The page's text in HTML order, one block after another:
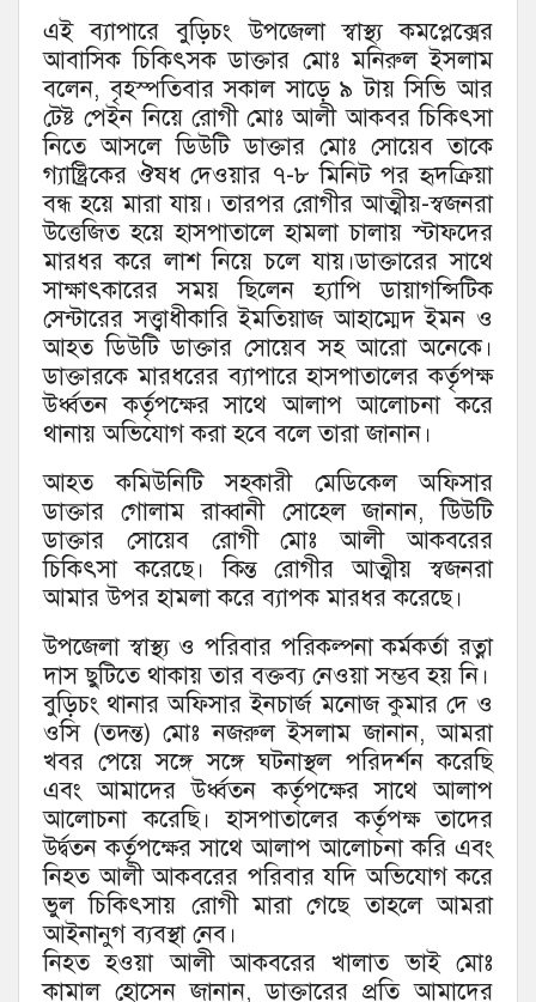
এই ব্যাপারে বুড়িচং উপজেলা স্বাস্থ্য কমপ্লেক্সের
আবাসিক চিকিৎসক ডাক্তার মোঃ মনিরুল ইসলাম
বলেন, বৃহস্পতিবার সকাল সাড়ে ৯ টায় সিভি আর
টেষ্ট পেইন নিয়ে রোগী মোঃ আলী আকবর চিকিৎসা
নিতে আসলে ডিউটি ডাক্তার মোঃ সোয়েব তাকে
গ্যাষ্ট্রিকের ঔষধ দেওয়ার ৭-৮ মিনিট পর হৃদক্রিয়া
বন্ধ হয়ে মারা যায়। তারপর রোগীর আত্মীয়-স্বজনরা
উত্তেজিত হয়ে হাসপাতালে হামলা চালায় স্টাফদের
মারধর করে লাশ নিয়ে চলে যায়।ডাক্তারের সাথে
সাক্ষাৎকারের সময় ছিলেন হ্যাপি ডায়াগন্সিটিক
সেন্টারের সত্ত্বাধীকারি ইমতিয়াজ আহাম্মেদ ইমন ও
আহত ডিউটি ডাক্তার সোয়েব সহ আরো অনেকে।
ডাক্তারকে মারধরের ব্যাপারে হাসপাতালের কর্তৃপক্ষ
উর্ধ্বতন কর্তৃপক্ষের সাথে আলাপ আলোচনা করে
থানায় অভিযোগ করা হবে বলে তারা জানান।
আহত কমিউনিটি সহকারী মেডিকেল অফিসার
ডাক্তার গোলাম রাব্বানী সোহেল জানান, উিউটি
ডাক্তার সোয়েব রোগী মোঃ আলী আকবরের
চিকিৎসা করেছে। কিন্ত রোগীর আত্মীয় স্বজনরা
আমার উপর হামলা করে ব্যাপক মারধর করেছে।
উপজেলা স্বাস্থ্য ও পরিবার পরিকল্পনা কর্মকর্তা রত্না
দাস ছুটিতে থাকায় তার বক্তব্য নেওয়া সম্ভব হয় নি।
বুড়িচং থানার অফিসার ইনচার্জ মনোজ কুমার দে ও
ওসি (তদন্ত) মোঃ নজরুল ইসলাম জানান, আমরা
খবর পেয়ে সঙ্গে সঙ্গে ঘটনাস্থল পরিদর্শন করেছি
এবং আমাদের উর্ধ্বতন কর্তৃপক্ষের সাথে আলাপ
আলোচনা করেছি। হাসপাতালের কর্তৃপক্ষ তাদের
উর্দ্বতন কর্তৃপক্ষের সাথে আলাপ আলোচনা করি এবং
নিহত আলী আকবরের পরিবার যদি অভিযোগ করে
ভুল চিকিৎসায় রোগী মারা গেছে তাহলে আমরা
আইনানুগ ব্যবস্থা নেব।
নিহত হওয়া আলী আকবরের খালাত ভাই মোঃ
কামাল হোসেন জানান, ডাক্তারের প্রতি আমাদের